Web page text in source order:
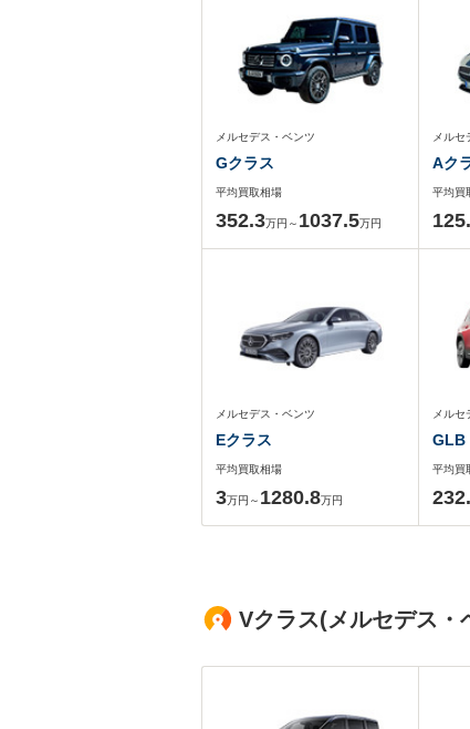
メルセデス・ベンツ
Gクラス
平均買取相場
352.3万円～ 1037.5万円
メルセ
Aク
平均買
メルセデス・ベンツ
Eクラス
平均買取相場
3万円～ 1280.8万円
メルセ
GLB
平均買
Vクラス(メルセデス・